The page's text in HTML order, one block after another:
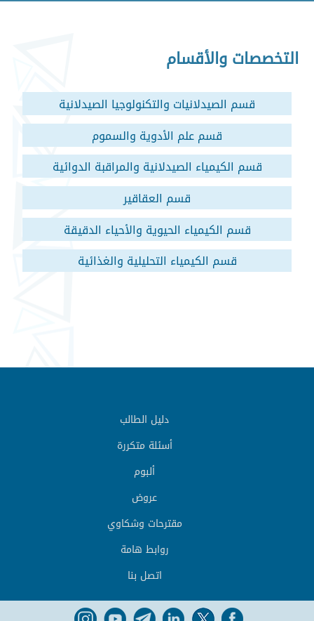
التخصصات والأقسام
قسم الصيدلانيات والتكنولوجيا الصيدلانية
قسم علم الأدوية والسموم
قسم الكيمياء الصيدلانية والمراقبة الدوائية
قسم العقاقير
قسم الكيمياء الحيوية والأحياء الدقيقة
قسم الكيمياء التحليلية والغذائية
دليل الطالب
أسئلة متكررة
ألبوم
عروض
مقترحات وشكاوي
روابط هامة
اتصل بنا